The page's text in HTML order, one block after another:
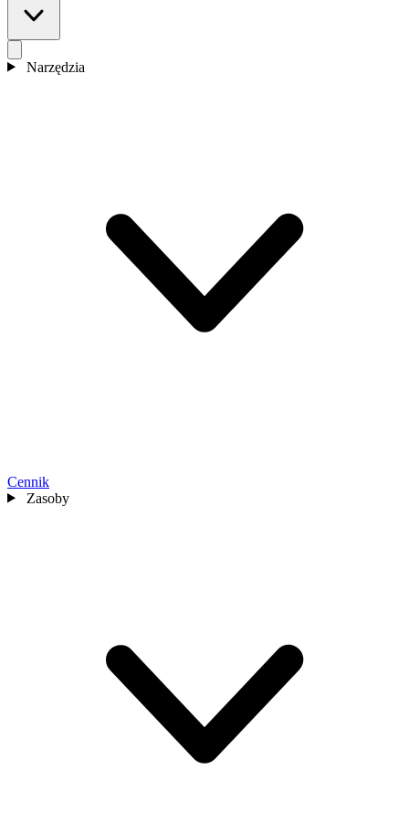
Narzędzia
Cennik
Zasoby